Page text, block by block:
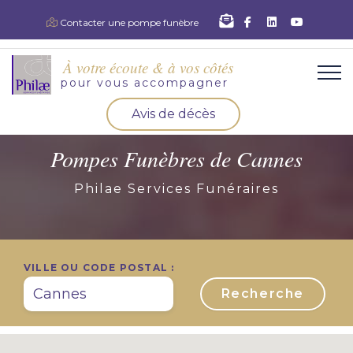
Contacter une pompe funèbre facebook
linkedin
À votre écoute & à vos côtés
pour vous accompagner
Avis de décès
Demandez votre devis pour l'organisation
d'obsèques, nos équipe s'engage à vous répondre
Optez pour la prévoyance
vos proches pour l'organisation de la cérémonie.
Pompes Funèbres de Cannes
Philae Services Funéraires
VILLE OU CODE POSTAL :